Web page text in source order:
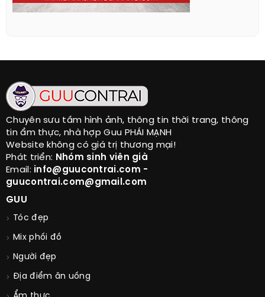
Chuyên sưu tầm hình ảnh, thông tin thời trang, thông
tin ẩm thực, nhà hợp Guu PHÁI MẠNH
Website không có giá trị thương mại!
Phát triển: Nhóm sinh viên già
Email: info@guucontrai.com -
guucontrai.com@gmail.com
GUU
Tóc đẹp
Mix phối đồ
Người đẹp
Địa điểm ăn uống